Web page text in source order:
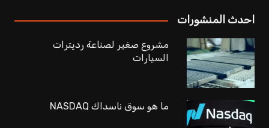
احدث المنشورات
مشروع صغير لصناعة رديترات
السيارات
ما هو سوق ناسداك NASDAQ